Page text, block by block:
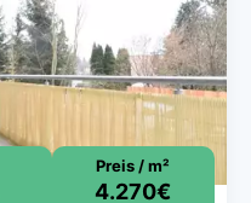
Preis / m²
4.270€